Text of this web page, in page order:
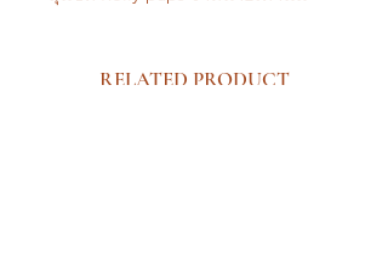
RELATED PRODUCT